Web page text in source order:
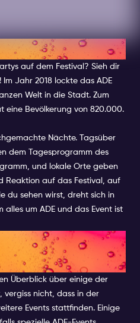
auf dem Festival? Sieh dir
Jahr 2018 lockte das ADE
Welt in die Stadt. Zum
eine Bevölkerung von 820.000.
Nächte. Tagsüber
dem Tagesprogramm des
und lokale Orte geben
Reaktion auf das Festival, auf
du sehen wirst, dreht sich in
um ADE und das Event ist
AUF DIE DU
SOLLTEST
Überblick über einige der
nicht, dass in der
Events stattfinden. Einige